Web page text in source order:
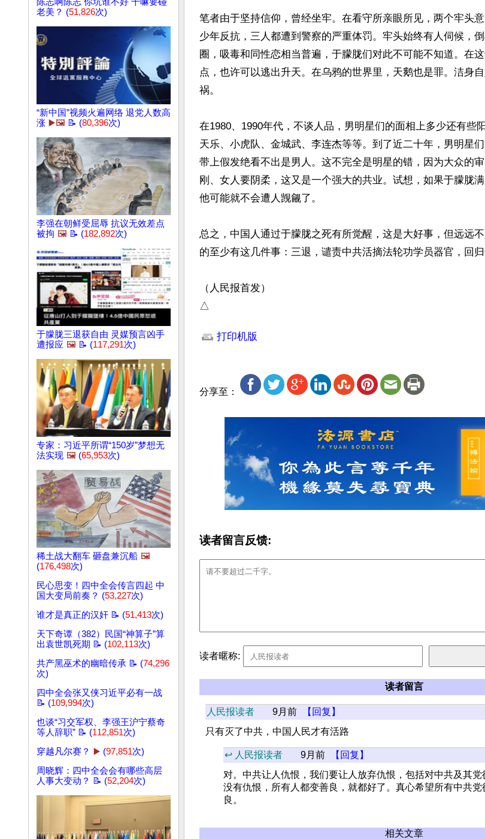
老美？ (51,826次)
“新中国”视频火遍网络 退党人数高
涨 ▶️🖼️ 📝 (80,396次)
李强在朝鲜受屈辱 抗议无效差点
被拘 🖼️ 📝 (182,892次)
于朦胧三退获自由 灵媒预言凶手
遭报应 🖼️ 📝 (117,291次)
专家：习近平所谓“150岁”梦想无
法实现 🖼️ (65,953次)
稀土战大翻车 砸盘兼沉船 🖼️
(176,498次)
民心思变！四中全会传言四起 中
国大变局前奏？ (53,227次)
谁才是真正的汉奸 📝 (51,413次)
天下奇谭（382）民国“神算子”算
出袁世凯死期 📝 (102,113次)
共产黑巫术的幽暗传承 📝 (74,296
次)
四中全会张又侠习近平必有一战
📝 (109,994次)
也谈“习交军权、李强王沪宁蔡奇
等人辞职” 📝 (112,851次)
穿越凡尔赛？
▶️ (97,851次)
周晓辉：四中全会会有哪些高层
人事大变动？ 📝 (52,204次)
笔者由于坚持信仰，曾经坐牢。在看守所亲眼所见，两个牢头
少年反抗，三人都遭到警察的严重体罚。牢头始终有人伺候，
圈，吸毒和同性恋相当普遍，于朦胧们对此不可能不知道。在
点，也许可以逃出升天。在乌鸦的世界里，天鹅也是罪。洁身
祸。
在1980、1990年代，不谈人品，男明星们的面相上多少还有些
天乐、小虎队、金城武、李连杰等等。到了近二十年，男明星
带上假发绝看不出是男人。这不完全是明星的错，因为大众的
刚、女人要阴柔，这又是一个强大的共业。试想，如果于朦胧
他可能就不会遭人觊觎了。
总之，中国人通过于朦胧之死有所觉醒，这是大好事，但远远
的至少有这几件事：三退，谴责中共活摘法轮功学员器官，回归
（人民报首发）
△
打印机版
分享至：
读者留言反馈:
读者暱称:
读者留言
人民报读者 9月前
【回复】
只有灭了中共，中国人民才有活路
↩️ 人民报读者 9月前
【回复】
对。中共让人仇恨，我们要让人放弃仇恨，包括对中共及其
没有仇恨，所有人都变善良，就都好了。真心希望所有中共
良。
相关文章